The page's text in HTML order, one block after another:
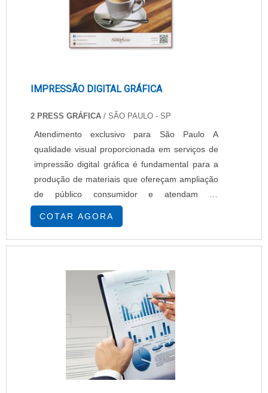
IMPRESSÃO DIGITAL GRÁFICA
2 PRESS GRÁFICA / SÃO PAULO - SP
Atendimento exclusivo para São Paulo A
qualidade visual proporcionada em serviços de
impressão digital gráfica é fundamental para a
produção de materiais que ofereçam ampliação
de público consumidor e atendam às
necessidades de cada cliente, por isso, a
impressão digital garante design e acabamento
profissional. Além disso, essa impressão
com a qualidade do serviço. Qualificações do
serviço A impress....
COTAR AGORA